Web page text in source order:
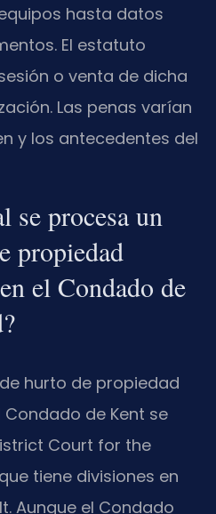
hasta datos
El estatuto
o venta de dicha
Las penas varían
y los antecedentes del
se procesa un
propiedad
el Condado de
hurto de propiedad
de Kent se
Court for the
tiene divisiones en
Aunque el Condado